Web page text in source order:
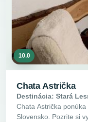
10.0
Chata Astrička
Destinácia: Stará
Chata Astrička
Slovensko. Pozrite si